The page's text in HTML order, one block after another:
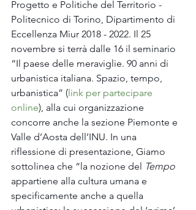
Progetto e Politiche del Territorio -
Politecnico di Torino, Dipartimento di
Eccellenza Miur 2018 - 2022. Il 25
novembre si terrà dalle 16 il seminario
“Il paese delle meraviglie. 90 anni di
urbanistica italiana. Spazio, tempo,
urbanistica” (link per partecipare
online), alla cui organizzazione
concorre anche la sezione Piemonte e
Valle d’Aosta dell’INU. In una
riflessione di presentazione, Giamo
sottolinea che “la nozione del Tempo
appartiene alla cultura umana e
specificamente anche a quella